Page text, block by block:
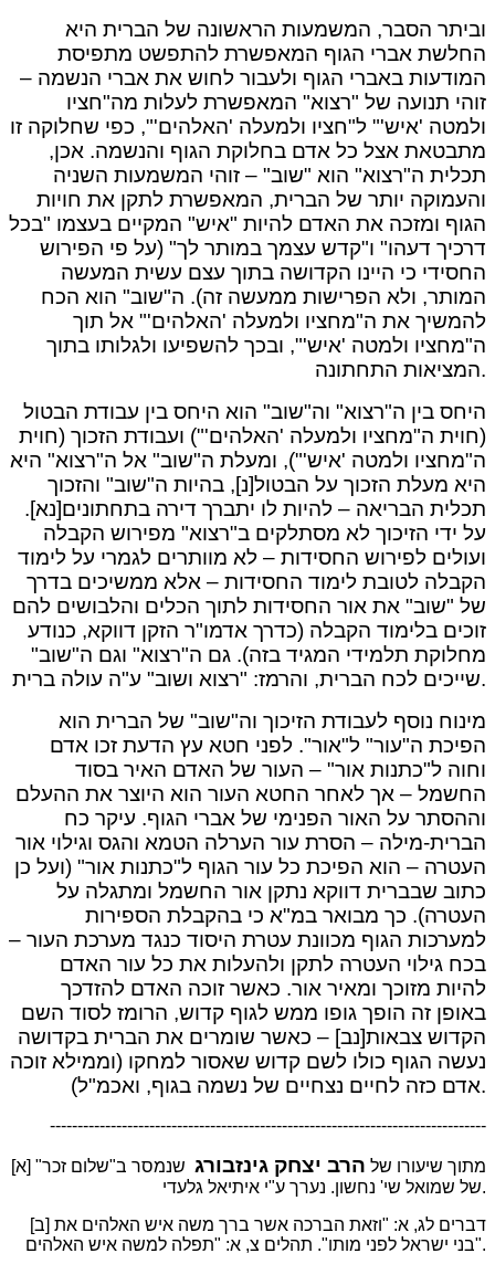
וביתר הסבר, המשמעות הראשונה של הברית היא
החלשת אברי הגוף המאפשרת להתפשט מתפיסת
המודעות באברי הגוף ולעבור לחוש את אברי הנשמה –
זוהי תנועה של "רצוא" המאפשרת לעלות מה"חציו
ולמטה 'איש'" ל"חציו ולמעלה 'האלהים'", כפי שחלוקה זו
מתבטאת אצל כל אדם בחלוקת הגוף והנשמה. אכן,
תכלית ה"רצוא" הוא "שוב" – זוהי המשמעות השניה
והעמוקה יותר של הברית, המאפשרת לתקן את חויות
הגוף ומזכה את האדם להיות "איש" המקיים בעצמו "בכל
דרכיך דעהו" ו"קדש עצמך במותר לך" (על פי הפירוש
החסידי כי היינו הקדושה בתוך עצם עשית המעשה
המותר, ולא הפרישות ממעשה זה). ה"שוב" הוא הכח
להמשיך את ה"מחציו ולמעלה 'האלהים'" אל תוך
ה"מחציו ולמטה 'איש'", ובכך להשפיעו ולגלותו בתוך
המציאות התחתונה.
היחס בין ה"רצוא" וה"שוב" הוא היחס בין עבודת הבטול
(חוית ה"מחציו ולמעלה 'האלהים'") ועבודת הזכוך (חוית
ה"מחציו ולמטה 'איש'"), ומעלת ה"שוב" אל ה"רצוא" היא
היא מעלת הזכוך על הבטול[נ], בהיות ה"שוב" והזכוך
תכלית הבריאה – להיות לו יתברך דירה בתחתונים[נא].
על ידי הזיכוך לא מסתלקים ב"רצוא" מפירוש הקבלה
ועולים לפירוש החסידות – לא מוותרים לגמרי על לימוד
הקבלה לטובת לימוד החסידות – אלא ממשיכים בדרך
של "שוב" את אור החסידות לתוך הכלים והלבושים להם
זוכים בלימוד הקבלה (כדרך אדמו"ר הזקן דווקא, כנודע
מחלוקת תלמידי המגיד בזה). גם ה"רצוא" וגם ה"שוב"
שייכים לכח הברית, והרמז: "רצוא ושוב" ע"ה עולה ברית.
מינוח נוסף לעבודת הזיכוך וה"שוב" של הברית הוא
הפיכת ה"עור" ל"אור". לפני חטא עץ הדעת זכו אדם
וחוה ל"כתנות אור" – העור של האדם האיר בסוד
החשמל – אך לאחר החטא העור הוא היוצר את ההעלם
וההסתר על האור הפנימי של אברי הגוף. עיקר כח
הברית-מילה – הסרת עור הערלה הטמא והגס וגילוי אור
העטרה – הוא הפיכת כל עור הגוף ל"כתנות אור" (ועל כן
כתוב שבברית דווקא נתקן אור החשמל ומתגלה על
העטרה). כך מבואר במ"א כי בהקבלת הספירות
למערכות הגוף מכוונת עטרת היסוד כנגד מערכת העור –
בכח גילוי העטרה לתקן ולהעלות את כל עור האדם
להיות מזוכך ומאיר אור. כאשר זוכה האדם להזדכך
באופן זה הופך גופו ממש לגוף קדוש, הרומז לסוד השם
הקדוש צבאות[נב] – כאשר שומרים את הברית בקדושה
נעשה הגוף כולו לשם קדוש שאסור למחקו (וממילא זוכה
אדם כזה לחיים נצחיים של נשמה בגוף, ואכמ"ל).
-------------------------------------------------------------------------------
[א] מתוך שיעורו של הרב יצחק גינזבורג שנמסר ב"שלום זכר"
של שמואל שי' נחשון. נערך ע"י איתיאל גלעדי.
[ב] דברים לג, א: "וזאת הברכה אשר ברך משה איש האלהים את
בני ישראל לפני מותו". תהלים צ, א: "תפלה למשה איש האלהים".